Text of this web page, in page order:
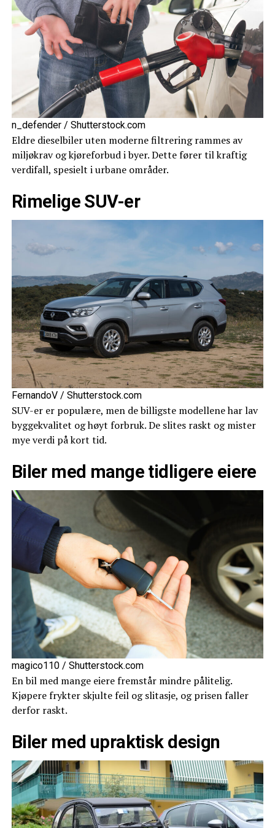
n_defender / Shutterstock.com
Eldre dieselbiler uten moderne filtrering rammes av
miljøkrav og kjøreforbud i byer. Dette fører til kraftig
verdifall, spesielt i urbane områder.
Rimelige SUV-er
FernandoV / Shutterstock.com
SUV-er er populære, men de billigste modellene har lav
byggekvalitet og høyt forbruk. De slites raskt og mister
mye verdi på kort tid.
Biler med mange tidligere eiere
magico110 / Shutterstock.com
En bil med mange eiere fremstår mindre pålitelig.
Kjøpere frykter skjulte feil og slitasje, og prisen faller
derfor raskt.
Biler med upraktisk design